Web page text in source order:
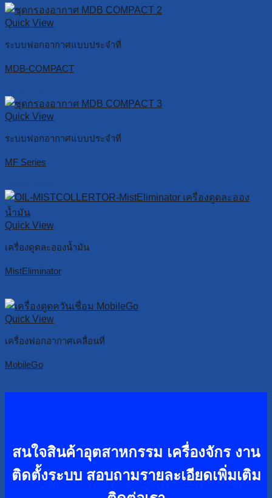
Quick View
ระบบฟอกอากาศแบบประจำที่
MDB-COMPACT
Quick View
ระบบฟอกอากาศแบบประจำที่
MF Series
Quick View
เครื่องดูดละอองน้ำมัน
MistEliminator
Quick View
เครื่องฟอกอากาศเคลื่อนที่
MobileGo
สนใจสินค้าอุตสาหกรรม เครื่องจักร งาน
ติดตั้งระบบ สอบถามรายละเอียดเพิ่มเติม